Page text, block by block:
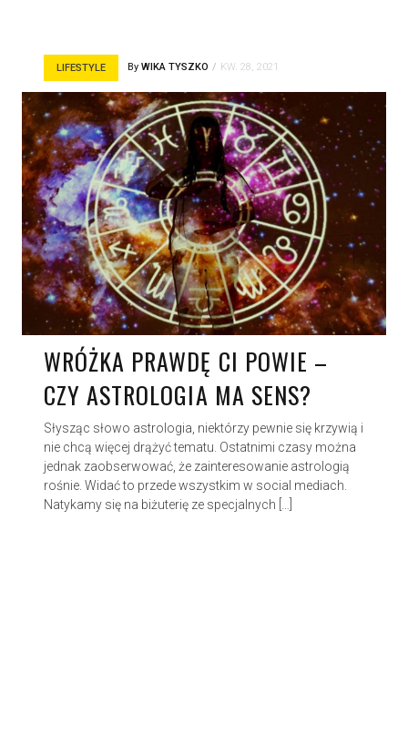
LIFESTYLE By WIKA TYSZKO KW. 28, 2021
WRÓŻKA PRAWDĘ CI POWIE –
CZY ASTROLOGIA MA SENS?
Słysząc słowo astrologia, niektórzy pewnie się krzywią i
nie chcą więcej drążyć tematu. Ostatnimi czasy można
jednak zaobserwować, że zainteresowanie astrologią
rośnie. Widać to przede wszystkim w social mediach.
Natykamy się na biżuterię ze specjalnych […]